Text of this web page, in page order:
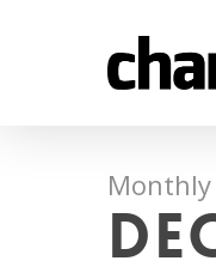
Monthly